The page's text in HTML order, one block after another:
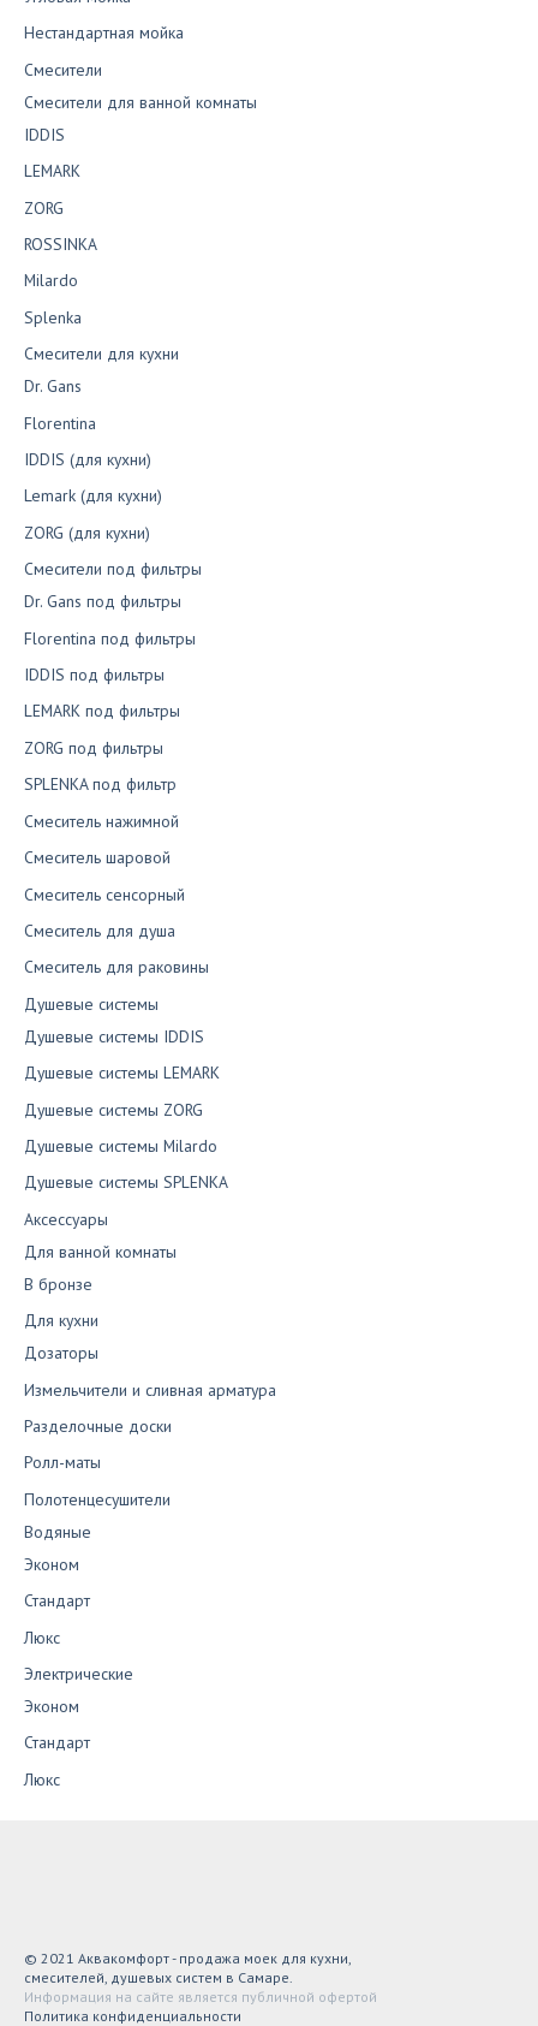
Нестандартная мойка
Смесители
Смесители для ванной комнаты
IDDIS
LEMARK
ZORG
ROSSINKA
Milardo
Splenka
Смесители для кухни
Dr. Gans
Florentina
IDDIS (для кухни)
Lemark (для кухни)
ZORG (для кухни)
Смесители под фильтры
Dr. Gans под фильтры
Florentina под фильтры
IDDIS под фильтры
LEMARK под фильтры
ZORG под фильтры
SPLENKA под фильтр
Смеситель нажимной
Смеситель шаровой
Смеситель сенсорный
Смеситель для душа
Смеситель для раковины
Душевые системы
Душевые системы IDDIS
Душевые системы LEMARK
Душевые системы ZORG
Душевые системы Milardo
Душевые системы SPLENKA
Аксессуары
Для ванной комнаты
В бронзе
Для кухни
Дозаторы
Измельчители и сливная арматура
Разделочные доски
Ролл-маты
Полотенцесушители
Водяные
Эконом
Стандарт
Люкс
Электрические
Эконом
Стандарт
Люкс
© 2021 Аквакомфорт - продажа моек для кухни,
смесителей, душевых систем в Самаре.
Информация на сайте является публичной офертой
Политика конфиденциальности